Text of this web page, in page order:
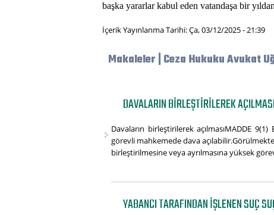
başka yararlar kabul eden vatandaşa bir
İçerik Yayınlanma Tarihi: Ça, 03/12/2025 - 21:39
Makaleler | Ceza Hukuku Avukat
DAVALARIN BIRLEŞTIRILEREK
Davaların birleştirilerek açılmasıMADDE
görevli mahkemede dava
birleştirilmesine veya ayrılmasına yüksek
YABANCI TARAFINDAN IŞLENEN SUÇ